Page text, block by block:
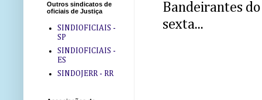
Bandeirantes
sexta...
Outros sindicatos de
oficiais de Justiça
SINDIOFICIAIS -
SP
SINDIOFICIAIS -
ES
SINDOJERR - RR